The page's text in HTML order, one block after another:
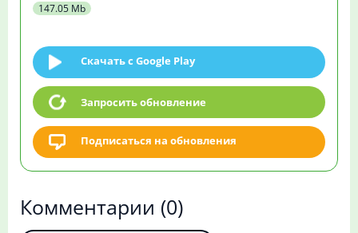
147.05 Mb
Скачать c Google Play
Запросить обновление
Подписаться на обновления
Комментарии (0)